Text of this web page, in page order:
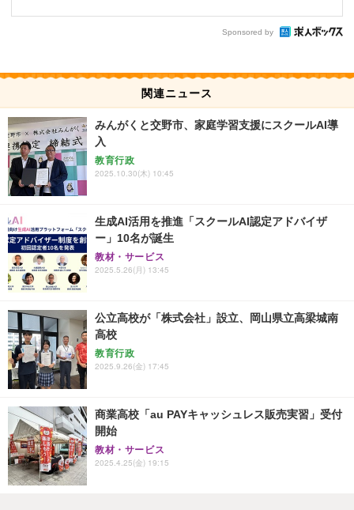
Sponsored by
関連ニュース
みんがくと交野市、家庭学習支援にスクールAI導
入
教育行政
2025.10.30(木) 10:45
生成AI活用を推進「スクールAI認定アドバイザ
ー」10名が誕生
教材・サービス
2025.5.26(月) 13:45
公立高校が「株式会社」設立、岡山県立高梁城南
高校
教育行政
2025.9.26(金) 17:45
商業高校「au PAYキャッシュレス販売実習」受付
開始
教材・サービス
2025.4.25(金) 19:15